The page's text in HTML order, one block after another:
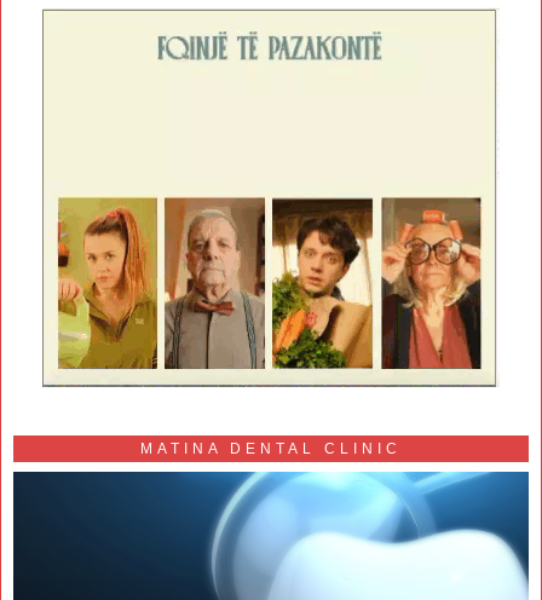
MATINA DENTAL CLINIC